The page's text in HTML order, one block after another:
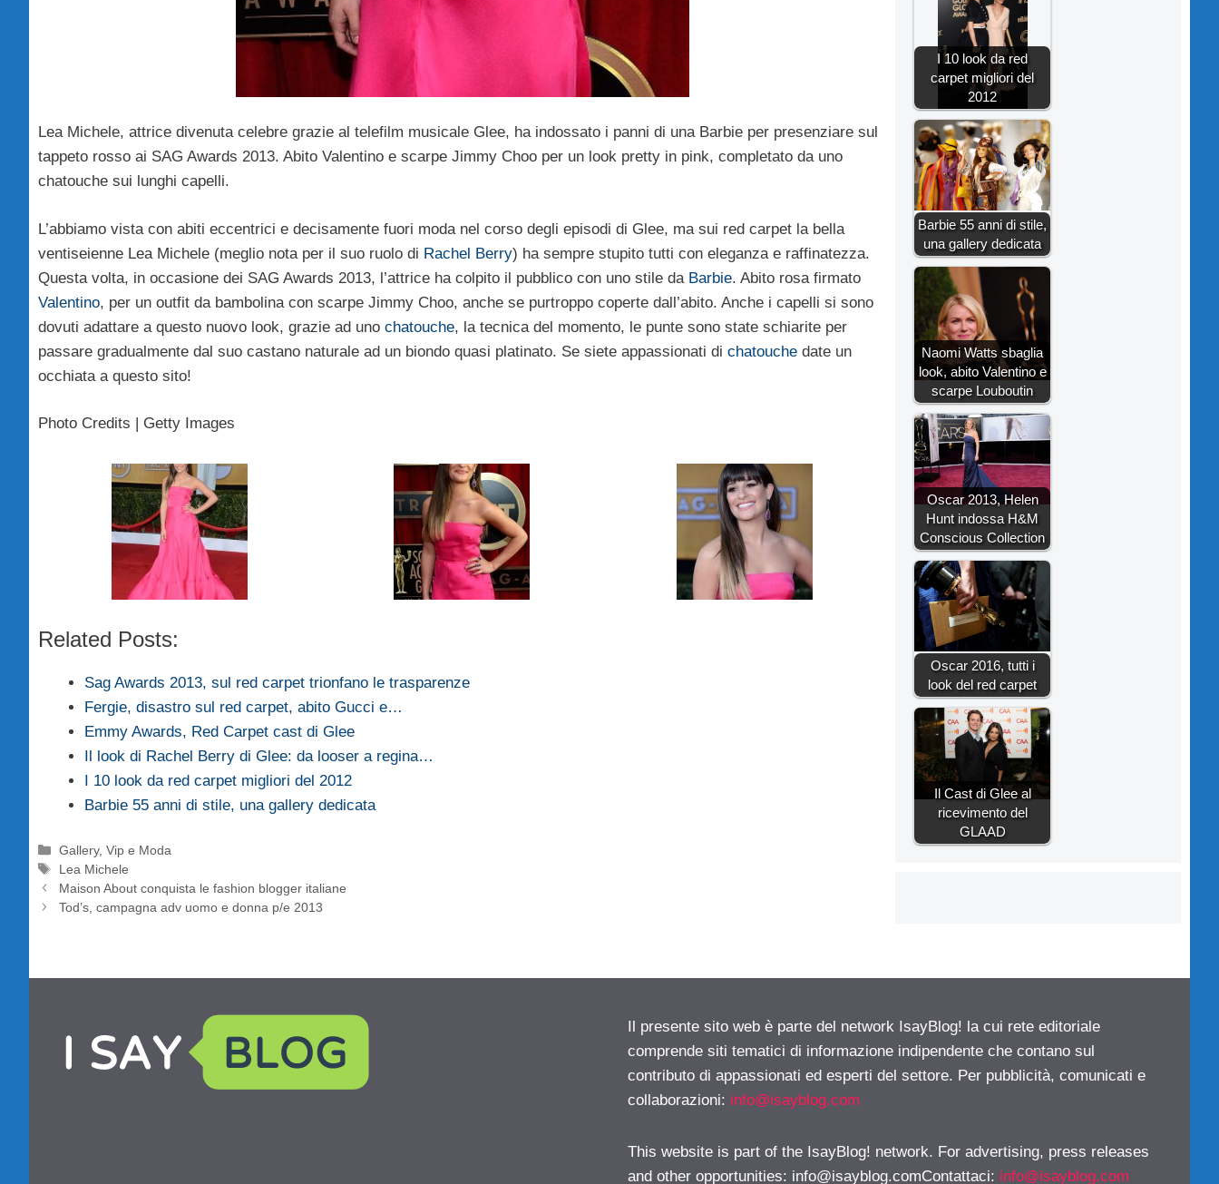
Lea Michele, attrice divenuta celebre grazie al telefilm musicale Glee, ha indossato i panni di una Barbie per presenziare sul
tappeto rosso ai SAG Awards 2013. Abito Valentino e scarpe Jimmy Choo per un look pretty in pink, completato da uno
chatouche sui lunghi capelli.
L’abbiamo vista con abiti eccentrici e decisamente fuori moda nel corso degli episodi di Glee, ma sui red carpet la bella
ventiseienne Lea Michele (meglio nota per il suo ruolo di Rachel Berry) ha sempre stupito tutti con eleganza e raffinatezza.
Questa volta, in occasione dei SAG Awards 2013, l’attrice ha colpito il pubblico con uno stile da Barbie. Abito rosa firmato
Valentino, per un outfit da bambolina con scarpe Jimmy Choo, anche se purtroppo coperte dall’abito. Anche i capelli si sono
dovuti adattare a questo nuovo look, grazie ad uno chatouche, la tecnica del momento, le punte sono state schiarite per
passare gradualmente dal suo castano naturale ad un biondo quasi platinato. Se siete appassionati di chatouche date un
occhiata a questo sito!
Photo Credits | Getty Images
Related Posts:
Sag Awards 2013, sul red carpet trionfano le trasparenze
Fergie, disastro sul red carpet, abito Gucci e…
Emmy Awards, Red Carpet cast di Glee
Il look di Rachel Berry di Glee: da looser a regina…
I 10 look da red carpet migliori del 2012
Barbie 55 anni di stile, una gallery dedicata
Categorie
Gallery,Vip e Moda
Tag
Lea Michele
Maison About conquista le fashion blogger italiane
Tod’s, campagna adv uomo e donna p/e 2013
I 10 look da red
carpet migliori del
2012
Barbie 55 anni di stile,
una gallery dedicata
Naomi Watts sbaglia
look, abito Valentino e
scarpe Louboutin
Oscar 2013, Helen
Hunt indossa H&M
Conscious Collection
Oscar 2016, tutti i
look del red carpet
Il Cast di Glee al
ricevimento del
GLAAD
Il presente sito web è parte del network IsayBlog! la cui rete editoriale
comprende siti tematici di informazione indipendente che contano sul
contributo di appassionati ed esperti del settore. Per pubblicità, comunicati e
collaborazioni: info@isayblog.com
This website is part of the IsayBlog! network. For advertising, press releases
and other opportunities: info@isayblog.comContattaci: info@isayblog.com